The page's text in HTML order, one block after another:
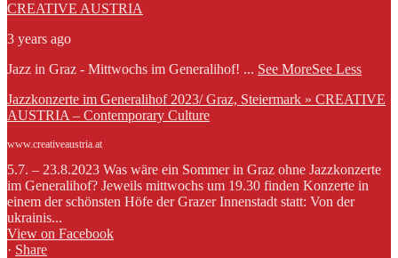
CREATIVE AUSTRIA
3 years ago
Jazz in Graz - Mittwochs im Generalihof! ... See MoreSee Less
Jazzkonzerte im Generalihof 2023/ Graz, Steiermark » CREATIVE
AUSTRIA – Contemporary Culture
www.creativeaustria.at
5.7. – 23.8.2023 Was wäre ein Sommer in Graz ohne Jazzkonzerte
im Generalihof? Jeweils mittwochs um 19.30 finden Konzerte in
einem der schönsten Höfe der Grazer Innenstadt statt: Von der
ukrainis...
View on Facebook
· Share